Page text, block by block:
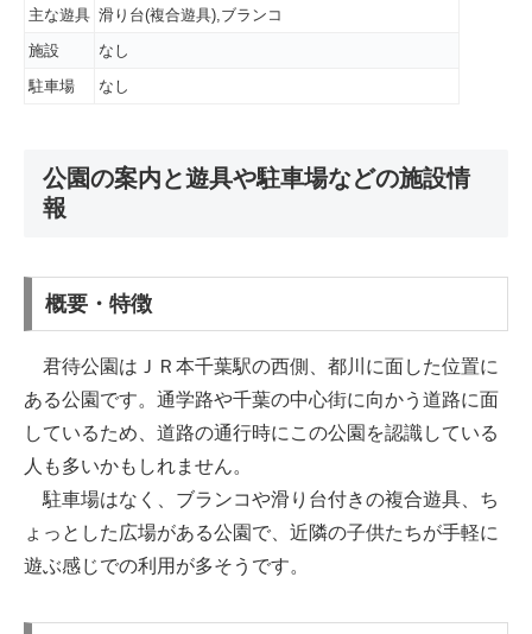
主な遊具 滑り台(複合遊具),ブランコ
施設
なし
駐車場
なし
公園の案内と遊具や駐車場などの施設情
報
概要・特徴
君待公園はＪＲ本千葉駅の西側、都川に面した位置に
ある公園です。通学路や千葉の中心街に向かう道路に面
しているため、道路の通行時にこの公園を認識している
人も多いかもしれません。
駐車場はなく、ブランコや滑り台付きの複合遊具、ち
ょっとした広場がある公園で、近隣の子供たちが手軽に
遊ぶ感じでの利用が多そうです。